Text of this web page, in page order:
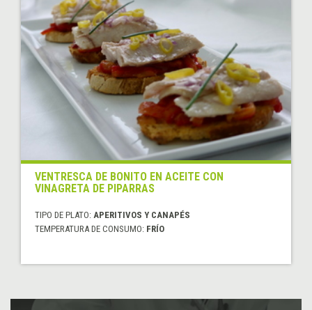
VENTRESCA DE BONITO EN ACEITE CON
VINAGRETA DE PIPARRAS
TIPO DE PLATO: APERITIVOS Y CANAPÉS
TEMPERATURA DE CONSUMO: FRÍO